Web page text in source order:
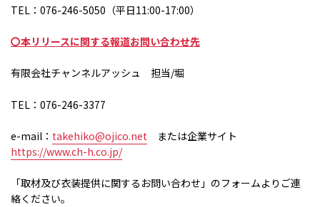
TEL： 076-246-5050 （平日11:00-17:00）
〇本リリースに関する報道お問い合わせ先
有限会社チャンネルアッシュ 担当/堀
TEL： 076-246-3377
e-mail： takehiko@ojico.net または企業サイト
https://www.ch-h.co.jp/
「取材及び衣装提供に関するお問い合わせ」のフォームよりご連
絡ください。